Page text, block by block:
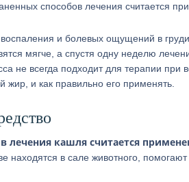
способов лечения считается
и болевых ощущений в
мягче, а спустя одну неделю
не всегда подходит для терапии при
и как правильно его применять.
кашля считается
находятся в сале животного,